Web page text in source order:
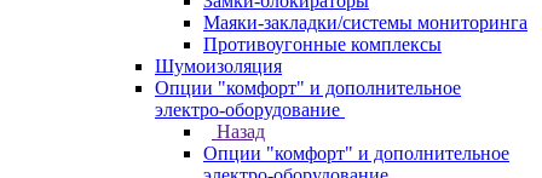
Маяки-закладки/системы мониторинга
Противоугонные комплексы
Шумоизоляция
Опции "комфорт" и дополнительное
электро-оборудование
Назад
Опции "комфорт" и дополнительное